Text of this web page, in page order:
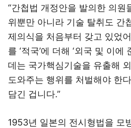
“간첩법 개정안을 발의한 의원
위뿐만 아니라 기술 탈취도 간
제의식을 처음부터 갖고 있었
를 ‘적국’에 더해 ‘외국 및 이에
데는 국가핵심기술을 유출해
도와주는 행위를 처벌해야 한
담긴 겁니다.”
1953년 일본의 전시형법을 모